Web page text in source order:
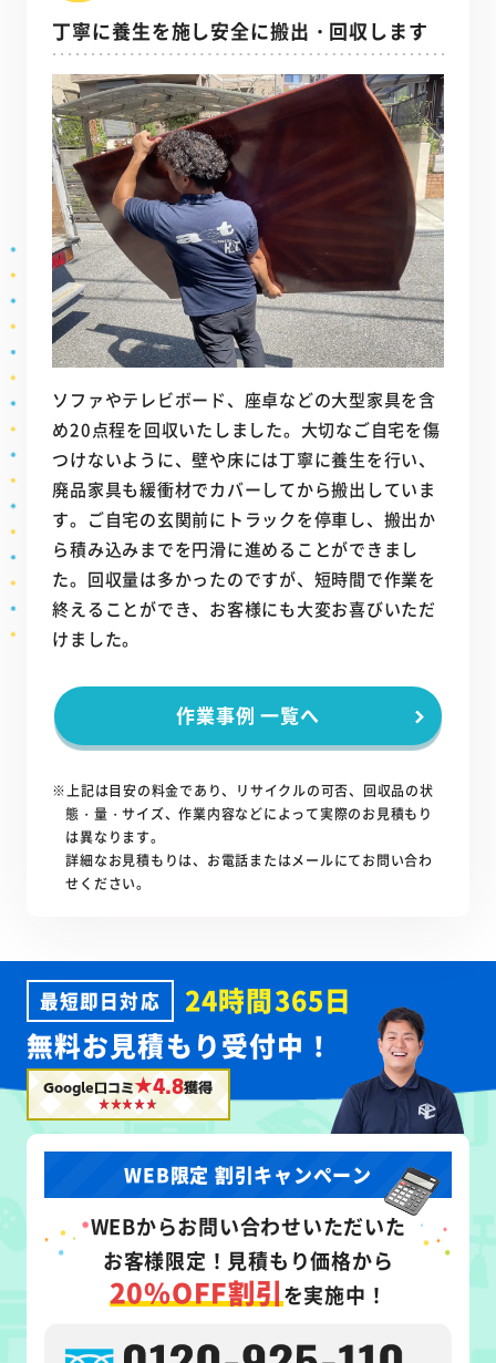
丁寧に養生を施し安全に搬出・回収します
ソファやテレビボード、座卓などの大型家具を含
め20点程を回収いたしました。大切なご自宅を傷
つけないように、壁や床には丁寧に養生を行い、
廃品家具も緩衝材でカバーしてから搬出していま
す。ご自宅の玄関前にトラックを停車し、搬出か
ら積み込みまでを円滑に進めることができまし
た。回収量は多かったのですが、短時間で作業を
終えることができ、お客様にも大変お喜びいただ
けました。
作業事例 一覧へ
※上記は目安の料金であり、リサイクルの可否、回収品の状
態・量・サイズ、作業内容などによって実際のお見積もり
は異なります。
詳細なお見積もりは、お電話またはメールにてお問い合わ
せください。
最短即日対応
24時間365日
無料お見積もり受付中！
Google口コミ★4.8獲得
WEB限定 割引キャンペーン
WEBからお問い合わせいただいた
お客様限定！ 見積もり価格から
20%OFF割引を実施中！